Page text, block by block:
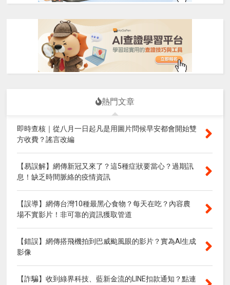
熱門文章
即時查核｜從八月一日起凡是用圖片問候早安都會開始雙
方收費？謠言改編
【易誤解】網傳新冠又來了？這5種症狀要當心？過期訊
息！缺乏時間脈絡的疫情資訊
【誤導】網傳台灣10種最黑心食物？每天在吃？內容農
場不實影片！非可靠的資訊獲取管道
【錯誤】網傳搭飛機拍到巴威颱風眼的影片？實為AI生成
影像
【詐騙】收到綠界科技、藍新金流的LINE扣款通知？點連